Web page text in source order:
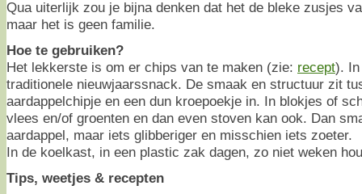
Qua uiterlijk zou je bijna denken dat het de bleke zusjes
maar het is geen familie.
Hoe te gebruiken?
Het lekkerste is om er chips van te maken (zie: recept). In
traditionele nieuwjaarssnack. De smaak en structuur zit
aardappelchipje en een dun kroepoekje in. In blokjes of
vlees en/of groenten en dan even stoven kan ook. Dan
aardappel, maar iets glibberiger en misschien iets zoeter.
In de koelkast, in een plastic zak dagen, zo niet weken
Tips, weetjes & recepten